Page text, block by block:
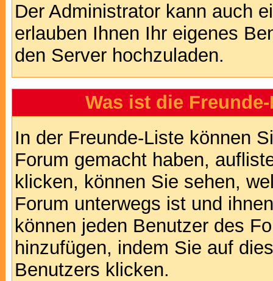
Der Administrator kann auch
erlauben Ihnen Ihr eigenes
den Server hochzuladen.
Was ist die
In der Freunde-Liste können
Forum gemacht haben,
klicken, können Sie sehen,
Forum unterwegs ist und
können jeden Benutzer des
hinzufügen, indem Sie auf
Benutzers klicken.